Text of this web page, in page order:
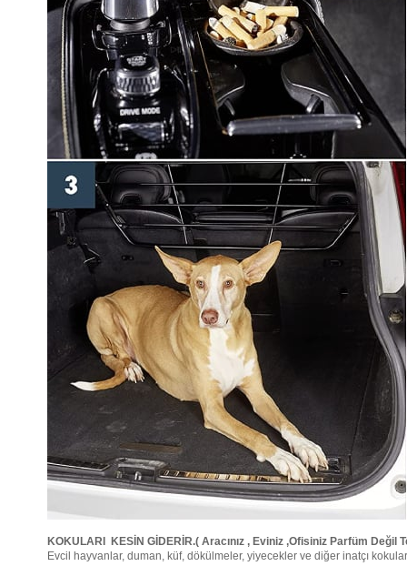
KOKULARI KESİN GİDERİR.( Aracınız , Eviniz ,Ofisiniz Parfüm Değil
Evcil hayvanlar, duman, küf, dökülmeler, yiyecekler ve diğer inatçı